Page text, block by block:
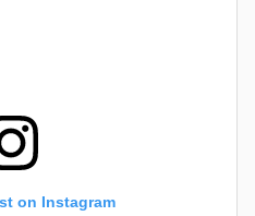
on Instagram